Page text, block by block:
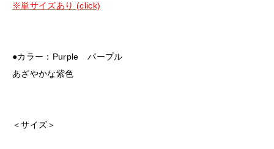
※単サイズあり (click)
●カラー：Purple パープル
あざやかな紫色
＜サイズ＞